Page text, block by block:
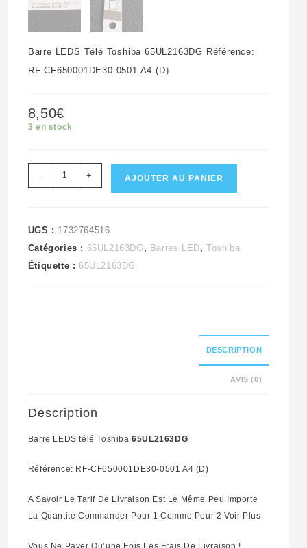
Barre LEDS Télé Toshiba 65UL2163DG Référence:
RF-CF650001DE30-0501 A4 (D)
8,50€
3 en stock
quantité
de
LEDS
télé
Toshiba
- + AJOUTER AU PANIER
UGS : 1732764516
Catégories : 65UL2163DG , Barres LED,Toshiba
Étiquette : 65UL2163DG
DESCRIPTION
AVIS (0)
Description
Barre LEDS télé Toshiba65UL2163DG
Référence: RF-CF650001DE30-0501 A4 (D)
A Savoir Le Tarif De Livraison Est Le Même Peu Importe
La Quantité Commander Pour 1 Comme Pour 2 Voir Plus
Vous Ne Payer Qu’une Fois Les Frais De Livraison !